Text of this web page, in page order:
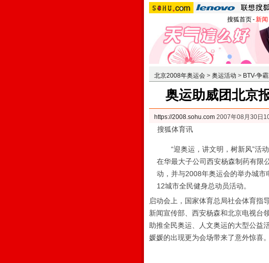
搜狐首页-新闻
北京2008年奥运会 > 奥运活动 > BTV-争
奥运助威团北京
https://2008.sohu.com 2007年08月30日
搜狐体育讯
“迎奥运，讲文明，树新风”活动
在华最大子公司西安杨森制药有限
动，并与2008年奥运会的举办城
12城市全民健身总动员活动。
启动会上，国家体育总局社会体育指
新闻宣传部、西安杨森和北京电视台
助推全民奥运、人文奥运的大型公益
媛媛的出现更为会场带来了意外惊喜。